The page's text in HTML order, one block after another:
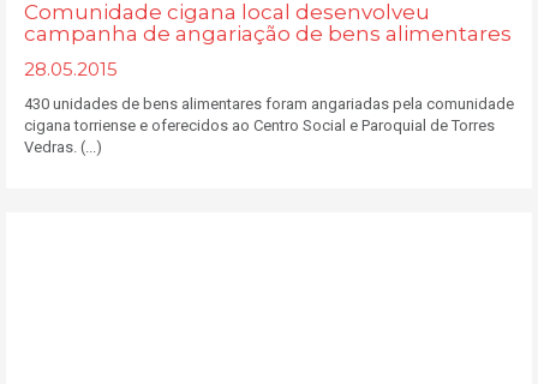
Comunidade cigana local desenvolveu
campanha de angariação de bens alimentares
28.05.2015
430 unidades de bens alimentares foram angariadas pela comunidade
cigana torriense e oferecidos ao Centro Social e Paroquial de Torres
Vedras. (...)